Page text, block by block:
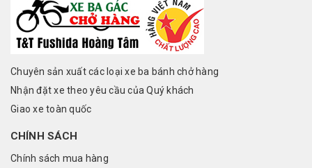
Chuyên sản xuất các loại xe ba bánh chở hàng
Nhận đặt xe theo yêu cầu của Quý khách
Giao xe toàn quốc
CHÍNH SÁCH
Chính sách mua hàng